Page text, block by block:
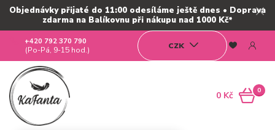
Objednávky přijaté do 11:00 odesíláme ještě dnes • Doprava
zdarma na Balíkovnu při nákupu nad 1000 Kč*
CZK
+420 792 370 790
(Po-Pá, 9-15 hod.)
0
0 Kč